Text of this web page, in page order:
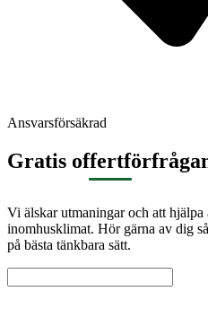
Ansvarsförsäkrad
Gratis
Vi älskar utmaningar och att
inomhusklimat. Hör gärna av dig
på bästa tänkbara sätt.